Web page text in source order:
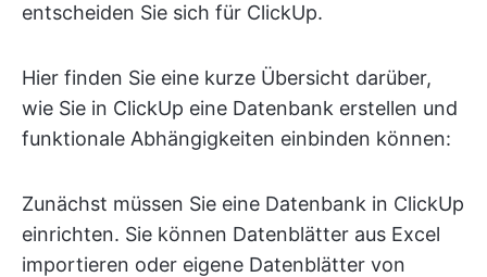
entscheiden Sie sich für ClickUp.
Hier finden Sie eine kurze Übersicht darüber,
wie Sie in ClickUp eine Datenbank erstellen und
funktionale Abhängigkeiten einbinden können:
Zunächst müssen Sie eine Datenbank in ClickUp
einrichten. Sie können Datenblätter aus Excel
importieren oder eigene Datenblätter von